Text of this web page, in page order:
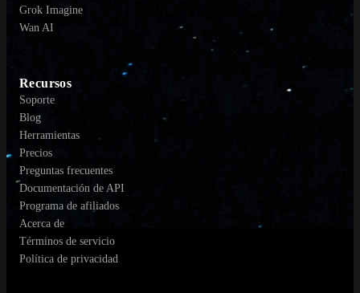
Grok Imagine
Wan AI
Recursos
Soporte
Blog
Herramientas
Precios
Preguntas frecuentes
Documentación de API
Programa de afiliados
Acerca de
Términos de servicio
Política de privacidad